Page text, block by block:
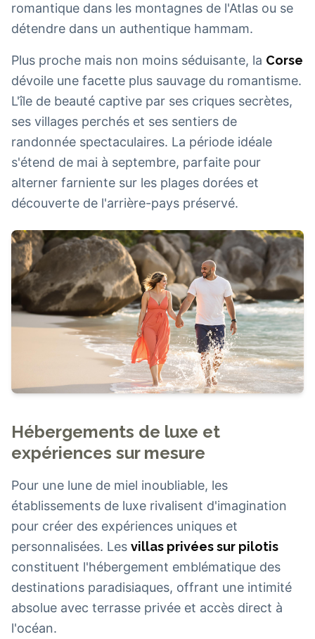
romantique dans les montagnes de l'Atlas ou se
détendre dans un authentique hammam.
Plus proche mais non moins séduisante, la Corse
dévoile une facette plus sauvage du romantisme.
L'île de beauté captive par ses criques secrètes,
ses villages perchés et ses sentiers de
randonnée spectaculaires. La période idéale
s'étend de mai à septembre, parfaite pour
alterner farniente sur les plages dorées et
découverte de l'arrière-pays préservé.
Hébergements de luxe et
expériences sur mesure
Pour une lune de miel inoubliable, les
établissements de luxe rivalisent d'imagination
pour créer des expériences uniques et
personnalisées. Les villas privées sur pilotis
constituent l'hébergement emblématique des
destinations paradisiaques, offrant une intimité
absolue avec terrasse privée et accès direct à
l'océan.